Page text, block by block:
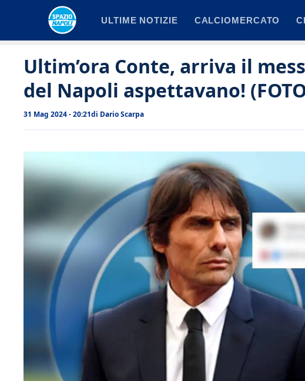
ULTIME NOTIZIE CALCIOMERCATO
Ultim’ora Conte, arriva il
del Napoli aspettavano!
31 Mag 2024 - 20:21di Dario Scarpa